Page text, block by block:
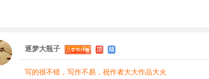
逐梦大瓶子
写的很不错，写作不易，祝作者大大作品大火